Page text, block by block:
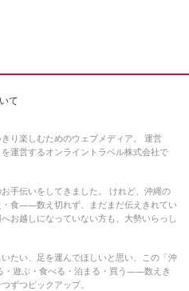
て
り楽しむためのウェブメディア。 運営
運営するオンライントラベル株式会社で
手伝いをしてきました。 けれど、沖縄の
食――数え切れず、まだまだ伝えきれてい
お越しになっていない方も、大勢いらっし
たい、足を運んでほしいと思い、この「沖
・遊ぶ・食べる・泊まる・買う――数えき
ずつピックアップ。